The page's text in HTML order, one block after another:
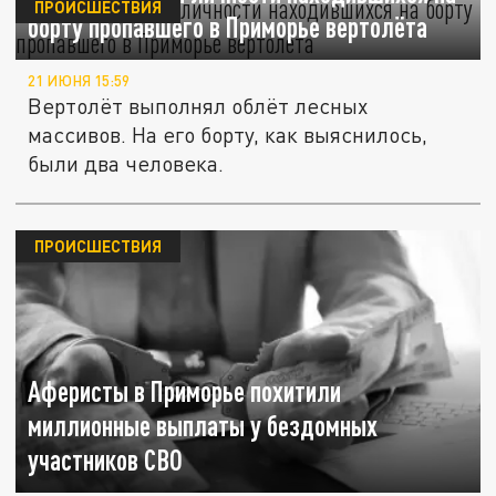
борту пропавшего в Приморье вертолёта
ПРОИСШЕСТВИЯ
21 ИЮНЯ 15:59
Вертолёт выполнял облёт лесных
массивов. На его борту, как выяснилось,
были два человека.
Аферисты в Приморье похитили
миллионные выплаты у бездомных
участников СВО
ПРОИСШЕСТВИЯ